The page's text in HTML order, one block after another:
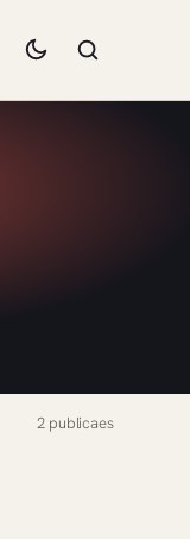
2 publicaes